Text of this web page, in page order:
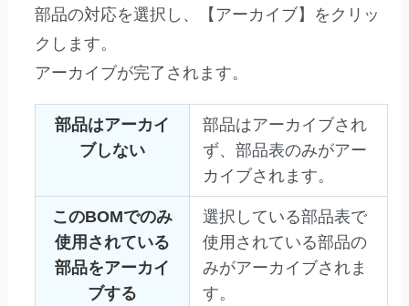
部品の対応を選択し、【アーカイブ】をクリッ
クします。
アーカイブが完了されます。
部品はアーカイ
ブしない
部品はアーカイブされ
ず、部品表のみがアー
カイブされます。
このBOMでのみ
使用されている
部品をアーカイ
ブする
選択している部品表で
使用されている部品の
みがアーカイブされま
す。